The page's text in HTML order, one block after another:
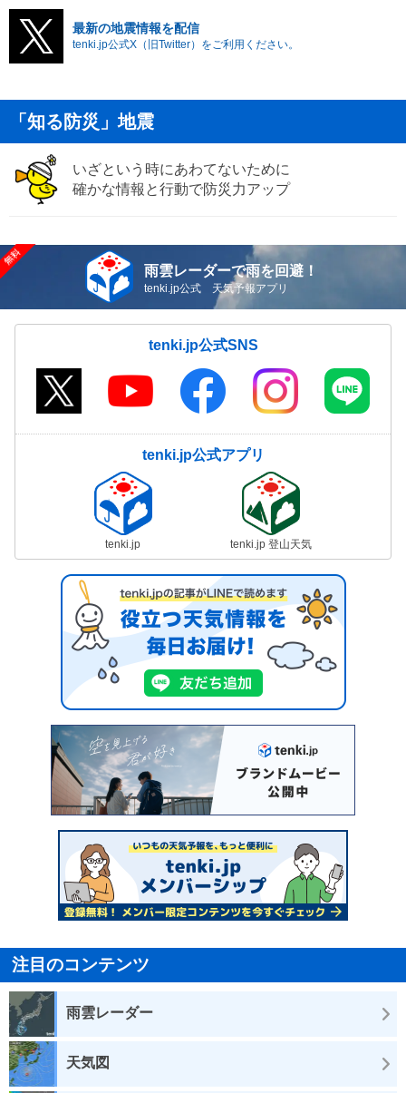
最新の地震情報を配信
tenki.jp公式X（旧Twitter）をご利用ください。
「知る防災」地震
いざという時にあわてないために
確かな情報と行動で防災力アップ
雨雲レーダーで雨を回避！
tenki.jp公式 天気予報アプリ
tenki.jp公式SNS
tenki.jp公式アプリ
tenki.jp tenki.jp 登山天気
注目のコンテンツ
雨雲レーダー
天気図